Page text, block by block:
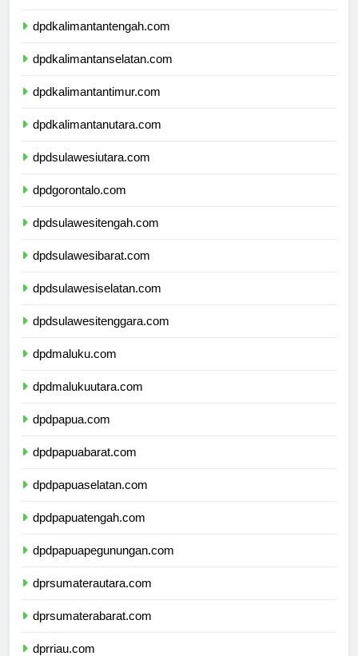
dpdkalimantantengah.com
dpdkalimantanselatan.com
dpdkalimantantimur.com
dpdkalimantanutara.com
dpdsulawesiutara.com
dpdgorontalo.com
dpdsulawesitengah.com
dpdsulawesibarat.com
dpdsulawesiselatan.com
dpdsulawesitenggara.com
dpdmaluku.com
dpdmalukuutara.com
dpdpapua.com
dpdpapuabarat.com
dpdpapuaselatan.com
dpdpapuatengah.com
dpdpapuapegunungan.com
dprsumaterautara.com
dprsumaterabarat.com
dprriau.com